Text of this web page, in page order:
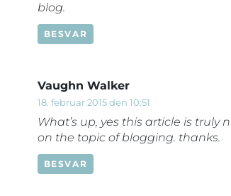
blog.
BESVAR
Vaughn Walker
18. februar 2015 den 10:51
What’s up, yes this article is
on the topic of blogging. thanks.
BESVAR